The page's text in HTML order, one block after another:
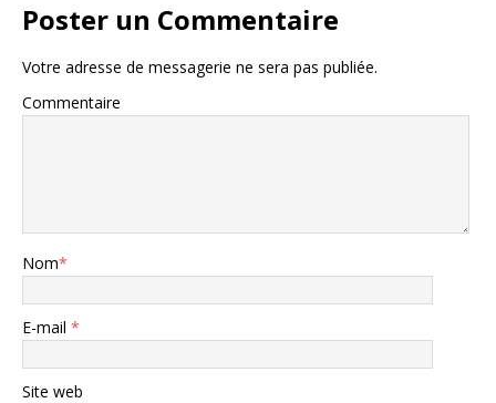
Poster un Commentaire
Votre adresse de messagerie ne sera pas publiée.
Commentaire
Nom*
E-mail *
Site web